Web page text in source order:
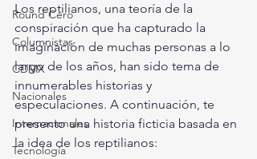
Round Cero
Columnistas
CDMX
Nacionales
Internacionales
Tecnología
Los reptilianos, una teoría de la
conspiración que ha capturado la
imaginación de muchas personas a lo
largo de los años, han sido tema de
innumerables historias y
especulaciones. A continuación, te
presento una historia ficticia basada en
la idea de los reptilianos: